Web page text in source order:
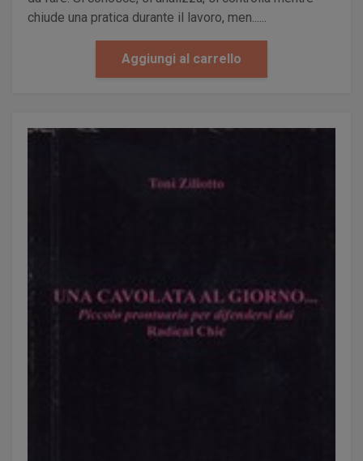
chiude una pratica durante il lavoro, men......
Aggiungi al carrello